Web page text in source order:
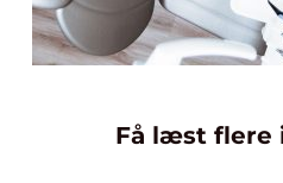
Få læst